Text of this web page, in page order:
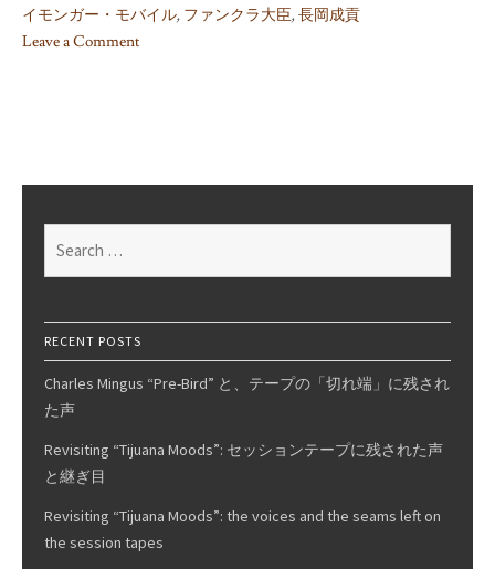
イモンガー・モバイル, ファンクラ大臣,長岡成貢
Leave a Comment
The
Simonger
Story,
for:
RECENT POSTS
Charles Mingus “Pre-Bird” と、テープの「切れ端」に残され
た声
Revisiting “Tijuana Moods”: セッションテープに残された声
と継ぎ目
Revisiting “Tijuana Moods”: the voices and the seams left on
the session tapes